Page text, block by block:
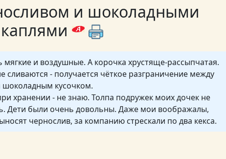
и шоколадными
каплями
и воздушные. А корочка хрустяще-рассыпчатая.
сливаются - получается чёткое разграничение между
кусочком.
хранении - не знаю. Толпа подружек моих дочек не
Дети были очень довольны. Даже мои воображалы,
чернослив, за компанию стрескали по два кекса.